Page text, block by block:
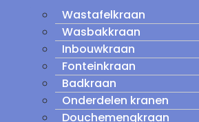
Wastafelkraan
Wasbakkraan
Inbouwkraan
Fonteinkraan
Badkraan
Onderdelen kranen
Douchemengkraan